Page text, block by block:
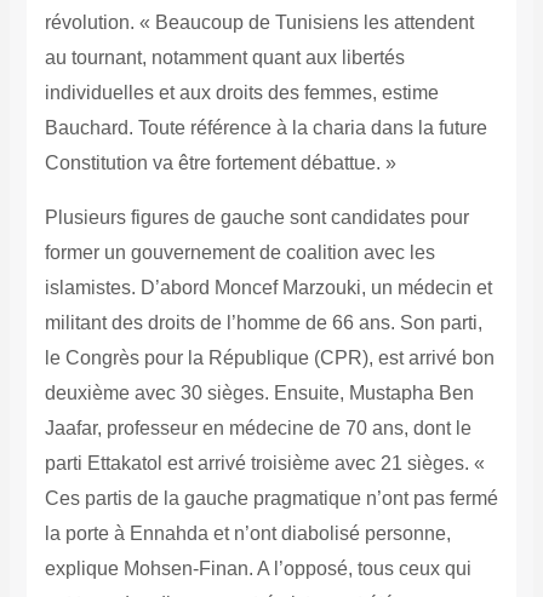
révolution. « Beaucoup de Tunisiens les attendent
au tournant, notamment quant aux ­libertés
individuelles et aux droits des femmes, estime
Bauchard. Toute référence à la charia dans la future
Constitution va être fortement débattue. »
Plusieurs figures de gauche sont candidates pour
former un gouvernement de coalition avec les
islamistes. D’abord Moncef Marzouki, un médecin et
militant des droits de l’homme de 66 ans. Son parti,
le Congrès pour la République (CPR), est arrivé bon
deuxième avec 30 sièges. Ensuite, Mustapha Ben
Jaafar, professeur en médecine de 70 ans, dont le
parti Ettakatol est arrivé troisième avec 21 sièges. «
Ces partis de la gauche pragmatique n’ont pas fermé
la porte à Ennahda et n’ont diabolisé personne,
explique Mohsen-Finan. A l’opposé, tous ceux qui